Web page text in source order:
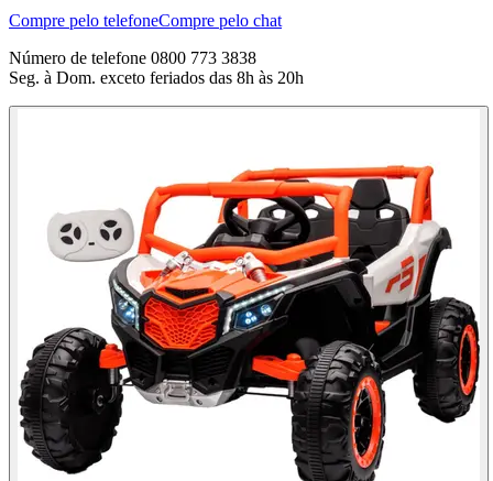
Compre pelo telefoneCompre pelo chat
Número de telefone 0800 773 3838
Seg. à Dom. exceto feriados das 8h às 20h